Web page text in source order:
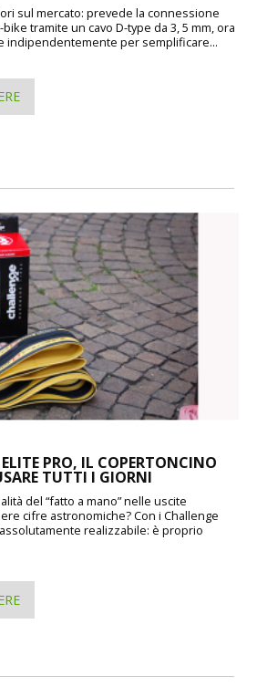
sul mercato: prevede la connessione
tramite un cavo D-type da 3, 5 mm, ora
indipendentemente per semplificare...
PRO, IL COPERTONCINO
TUTTI I GIORNI
del “fatto a mano” nelle uscite
cifre astronomiche? Con i Challenge
realizzabile: è proprio